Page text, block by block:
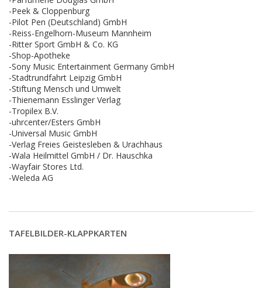
-Peek & Cloppenburg
-Pilot Pen (Deutschland) GmbH
-Reiss-Engelhorn-Museum Mannheim
-Ritter Sport GmbH & Co. KG
-Shop-Apotheke
-Sony Music Entertainment Germany GmbH
-Stadtrundfahrt Leipzig GmbH
-Stiftung Mensch und Umwelt
-Thienemann Esslinger Verlag
-Tropilex B.V.
-uhrcenter/Esters GmbH
-Universal Music GmbH
-Verlag Freies Geistesleben & Urachhaus
-Wala Heilmittel GmbH / Dr. Hauschka
-Wayfair Stores Ltd.
-Weleda AG
TAFELBILDER-KLAPPKARTEN